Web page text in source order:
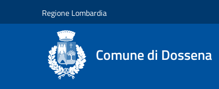
Regione Lombardia
Comune di Dossena